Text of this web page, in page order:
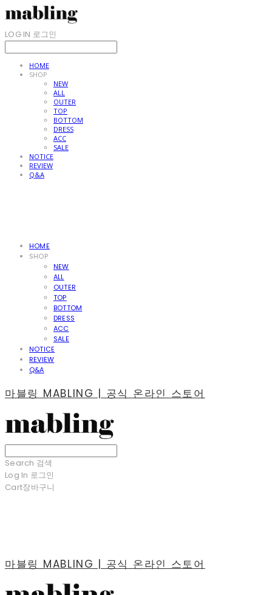
LOG IN 로그인
HOME
SHOP
NEW
ALL
OUTER
TOP
BOTTOM
DRESS
ACC
SALE
NOTICE
REVIEW
Q&A
HOME
SHOP
NEW
ALL
OUTER
TOP
BOTTOM
DRESS
ACC
SALE
NOTICE
REVIEW
Q&A
마블링 MABLING | 공식 온라인 스토어
Search 검색
Log In 로그인
Cart장바구니
마블링 MABLING | 공식 온라인 스토어